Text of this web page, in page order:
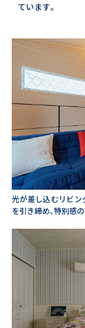
ています。
光が差し込むリビン
を引き締め、特別感